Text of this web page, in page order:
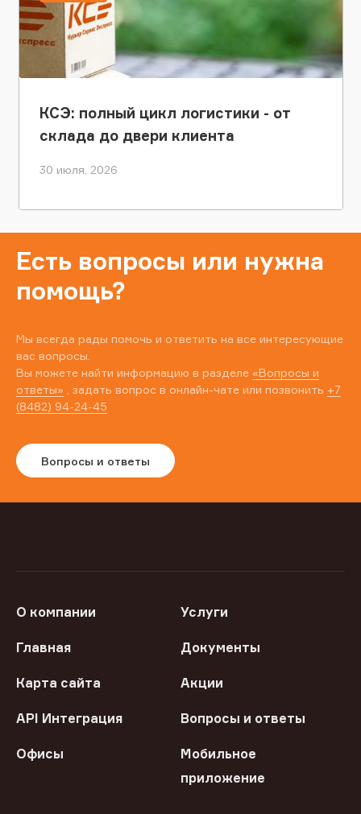
КСЭ: полный цикл логистики - от
склада до двери клиента
30 июля, 2026
Есть вопросы или нужна
помощь?
Мы всегда рады помочь и ответить на все интересующие
вас вопросы.
Вы можете найти информацию в разделе «Вопросы и
ответы» , задать вопрос в онлайн-чате или позвонить +7
(8482) 94-24-45
Вопросы и ответы
О компании Услуги
Главная Документы
Карта сайта Акции
API Интеграция Вопросы и ответы
Офисы
Мобильное
приложение